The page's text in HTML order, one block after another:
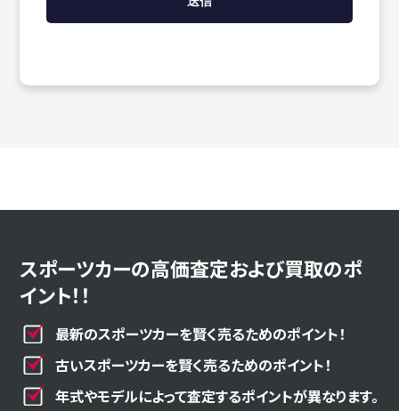
スポーツカーの高価査定および買取のポ
イント！！
最新のスポーツカーを賢く売るためのポイント！
古いスポーツカーを賢く売るためのポイント！
年式やモデルによって査定するポイントが異なります。